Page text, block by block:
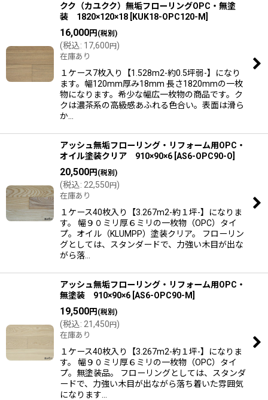
クク（カユクク）無垢フローリングOPC・無塗
装 1820×120×18
KUK18-OPC120-M
16,000円 (税別)
(税込: 17,600 円 )
在庫あり
１ケース7枚入り【1.528m2-約0.5坪弱-】になり
ます。幅120mm厚み18mm 長さ1820mmの一枚
物になります。希少な幅広一枚物の商品です。ク
クは濃茶系の高級感あふれる色合い。表面は滑ら
か…
アッシュ無垢フローリング・リフォーム用OPC・
オイル塗装クリア 910×90×6 AS6-OPC90-O
20,500円 (税別)
(税込: 22,550 円 )
在庫あり
１ケース40枚入り【3.267m2-約１坪-】になりま
す。 幅９０ミリ厚６ミリの一枚物（OPC）タイ
プ。オイル（KLUMPP）塗装クリア。 フローリン
グとしては、スタンダードで、力強い木目が出な
がら落…
アッシュ無垢フローリング・リフォーム用OPC・
無塗装 910×90×6 AS6-OPC90-M
19,500円 (税別)
(税込: 21,450 円 )
在庫あり
１ケース40枚入り【3.267m2-約１坪-】になりま
す。 幅９０ミリ厚６ミリの一枚物（OPC）タイ
プ。無塗装品。 フローリングとしては、スタンダ
ードで、力強い木目が出ながら落ち着いた雰囲気
になります…